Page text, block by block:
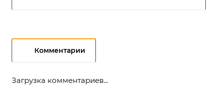
Комментарии
Загрузка комментариев...